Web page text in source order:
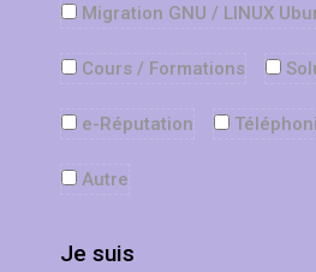
Migration GNU / LINUX
Cours / Formations
e-Réputation
Autre
Je suis